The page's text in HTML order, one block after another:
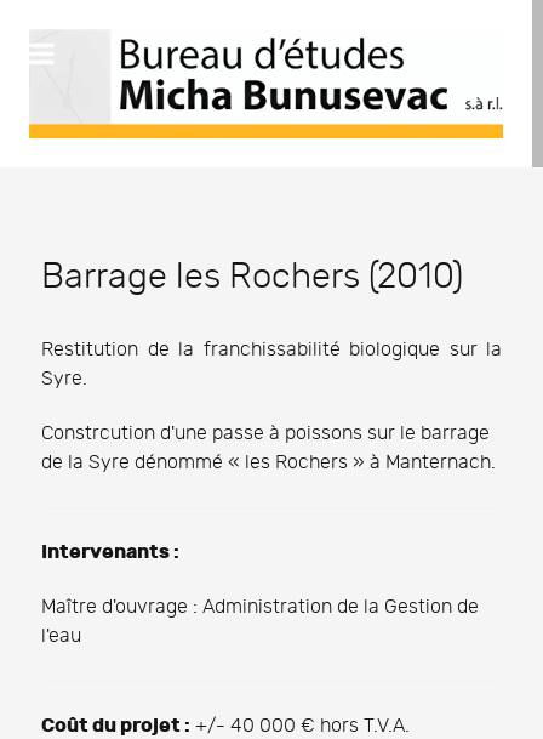
Barrage les Rochers (2010)
Restitution de la franchissabilité biologique sur la
Syre.
Constrcution d'une passe à poissons sur le barrage
de la Syre dénommé « les Rochers » à Manternach.
Intervenants :
Maître d'ouvrage : Administration de la Gestion de
l'eau
Coût du projet : +/- 40 000 € hors T.V.A.